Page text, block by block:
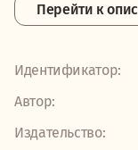
Перейти к
Идентификатор:
Автор:
Издательство: